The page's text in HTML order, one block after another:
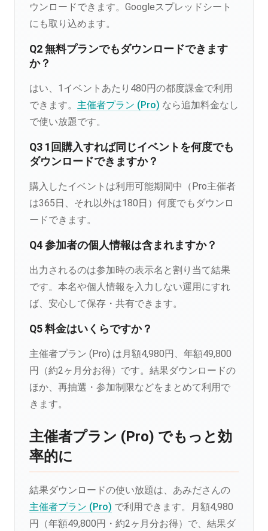
ウンロードできます。Googleスプレッドシート
にも取り込めます。
Q2 無料プランでもダウンロードできます
か？
はい、1イベントあたり480円の都度課金で利用
できます。 主催者プラン (Pro) なら追加料金なし
で使い放題です。
Q3 1回購入すれば同じイベントを何度でも
ダウンロードできますか？
購入したイベントは利用可能期間中（Pro主催者
は365日、それ以外は180日）何度でもダウンロ
ードできます。
Q4 参加者の個人情報は含まれますか？
出力されるのは参加時の表示名と割り当て結果
です。本名や個人情報を入力しない運用にすれ
ば、安心して保存・共有できます。
Q5 料金はいくらですか？
主催者プラン (Pro) は月額4,980円、年額49,800
円（約2ヶ月分お得）です。結果ダウンロードの
ほか、再抽選・参加制限などをまとめて利用で
きます。
主催者プラン (Pro) でもっと効
率的に
結果ダウンロードの使い放題は、あみださんの
主催者プラン (Pro) で利用できます。月額4,980
円（年額49,800円・約2ヶ月分お得）で、結果ダ